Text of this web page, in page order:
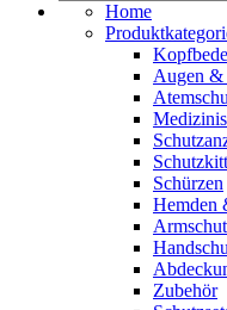
Home
Augen &
Schürzen
Hemden
Zubehör